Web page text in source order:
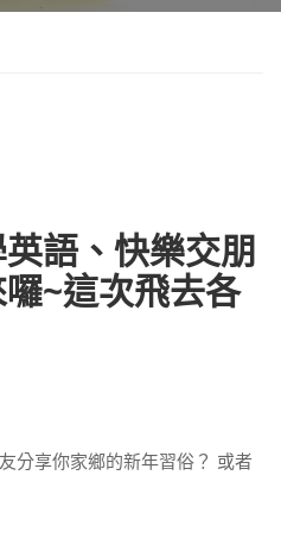
英語、快樂交朋
~這次飛去各
分享你家鄉的新年習俗？ 或者